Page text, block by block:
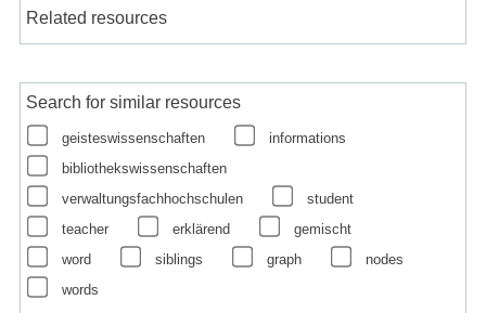
Related resources
Search for similar resources
geisteswissenschaften
informations
bibliothekswissenschaften
verwaltungsfachhochschulen
student
teacher
erklärend
gemischt
word
siblings graph
nodes
words